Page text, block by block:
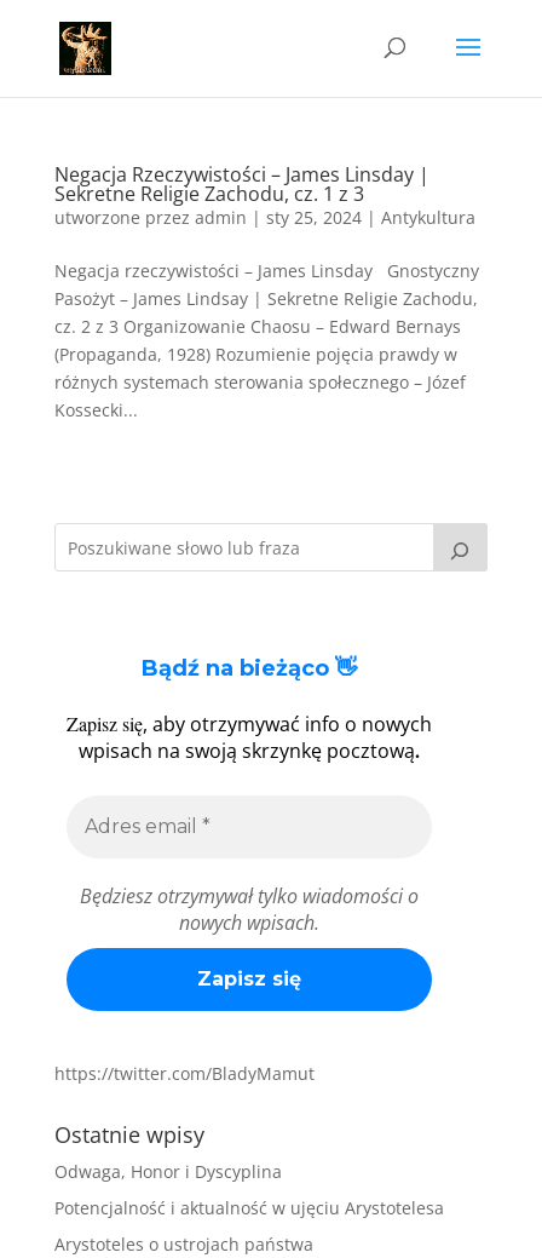
Negacja Rzeczywistości – James Linsday |
Sekretne Religie Zachodu, cz. 1 z 3
utworzone przez admin | sty 25, 2024| Antykultura
Negacja rzeczywistości – James Linsday Gnostyczny
Pasożyt – James Lindsay | Sekretne Religie Zachodu,
cz. 2 z 3 Organizowanie Chaosu – Edward Bernays
(Propaganda, 1928) Rozumienie pojęcia prawdy w
różnych systemach sterowania społecznego – Józef
Kossecki...
Bądź na bieżąco 👋
Zapisz się, aby otrzymywać info o nowych
wpisach na swoją skrzynkę pocztową.
Będziesz otrzymywał tylko wiadomości o
nowych wpisach.
https://twitter.com/BladyMamut
Ostatnie wpisy
Odwaga, Honor i Dyscyplina
Potencjalność i aktualność w ujęciu Arystotelesa
Arystoteles o ustrojach państwa